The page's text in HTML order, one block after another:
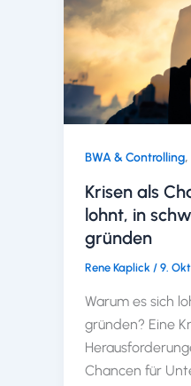
BWA & Controlling,
Krisen als
lohnt, in
gründen
Rene Kaplick / 9.
Warum es sich
gründen? Eine
Chancen für